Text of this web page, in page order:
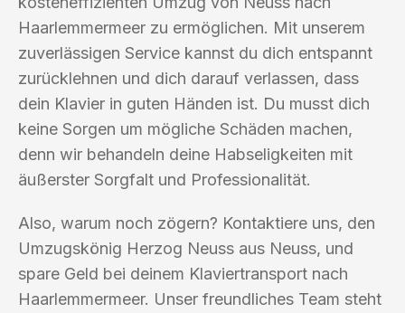
Haarlemmermeer zu ermöglichen. Mit unserem
zuverlässigen Service kannst du dich entspannt
zurücklehnen und dich darauf verlassen, dass
dein Klavier in guten Händen ist. Du musst dich
keine Sorgen um mögliche Schäden machen,
denn wir behandeln deine Habseligkeiten mit
äußerster Sorgfalt und Professionalität.
Also, warum noch zögern? Kontaktiere uns, den
Umzugskönig Herzog Neuss aus Neuss, und
spare Geld bei deinem Klaviertransport nach
Haarlemmermeer. Unser freundliches Team steht